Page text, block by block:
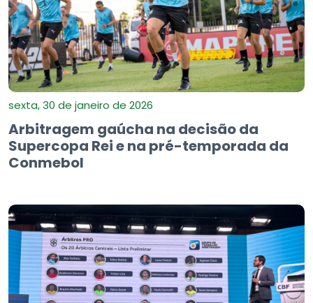
sexta, 30 de janeiro de 2026
Arbitragem gaúcha na decisão da
Supercopa Rei e na pré-temporada da
Conmebol